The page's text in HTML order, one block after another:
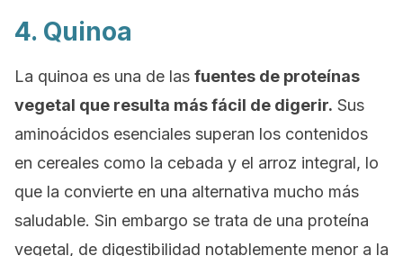
4. Quinoa
La quinoa es una de las fuentes de proteínas
vegetal que resulta más fácil de digerir. Sus
aminoácidos esenciales superan los contenidos
en cereales como la cebada y el arroz integral, lo
que la convierte en una alternativa mucho más
saludable. Sin embargo se trata de una proteína
vegetal, de digestibilidad notablemente menor a la